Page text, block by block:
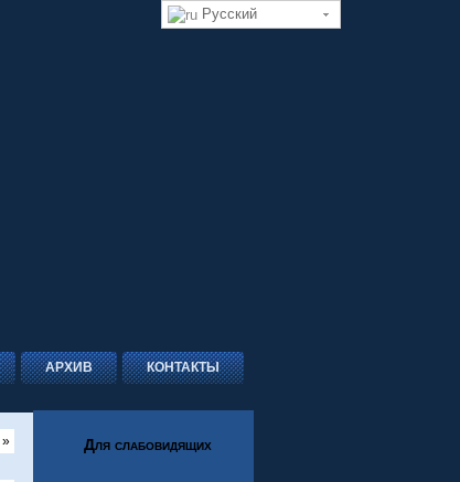
АРХИВ КОНТАКТЫ
» Для слабовидящих
Русский